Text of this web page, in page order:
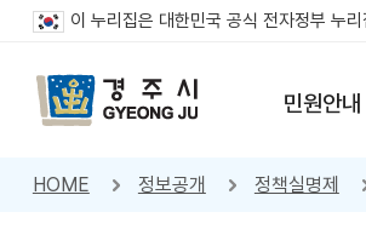
이 누리집은 대한민국 공식 전자정부 누
민원안내
HOME 정보공개 정책실명제